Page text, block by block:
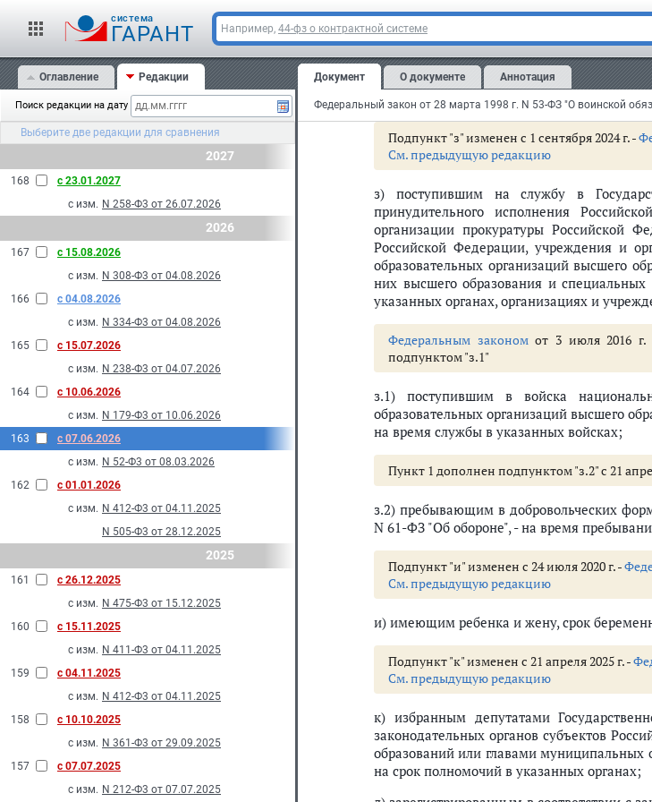
cистема
ГАРАНТ Например, 44-фз о контрактной системе
Оглавление Редакции
Поиск редакции на дату
Выберите две редакции для сравнения
2027
168
с 23.01.2027
с изм. N 258-Ф3 от 26.07.2026
2026
167
с 15.08.2026
с изм. N 308-Ф3 от 04.08.2026
166
с 04.08.2026
с изм. N 334-Ф3 от 04.08.2026
165
с 15.07.2026
с изм. N 238-Ф3 от 04.07.2026
164
с 10.06.2026
с изм. N 179-Ф3 от 10.06.2026
163
с 07.06.2026
с изм. N 52-Ф3 от 08.03.2026
162
с 01.01.2026
с изм. N 412-Ф3 от 04.11.2025
N 505-Ф3 от 28.12.2025
2025
161
с 26.12.2025
с изм. N 475-Ф3 от 15.12.2025
160
с 15.11.2025
с изм. N 411-Ф3 от 04.11.2025
159
с 04.11.2025
с изм. N 412-Ф3 от 04.11.2025
158
с 10.10.2025
с изм. N 361-Ф3 от 29.09.2025
157
с 07.07.2025
с изм. N 212-Ф3 от 07.07.2025
Документ О документе Аннотация
См. текстподпункта "е" пункта 1 статьи 24
ж)утратил силус 1 января 2008 г.;
См. текстподпункта "ж" пункта 1 статьи 24
Подпункт "з" изменен с 1 сентября 2024 г. -
См. предыдущую редакцию
з) поступившим на службу в
принудительного исполнения
организации прокуратуры Российской
Российской Федерации, учреждения и
образовательных организаций высшего
них высшего образования и
указанных органах, организациях и
Федеральным закономот 3 июля 2016 г.
подпунктом "з.1"
з.1) поступившим в войска
образовательных организаций высшего
на время службы в указанных войсках;
Пункт 1 дополнен подпунктом "з.2" с 21
з.2) пребывающим в добровольческих
N 61-ФЗ "Об обороне", - на время
Подпункт "и" изменен с 24 июля 2020 г. -
См. предыдущую редакцию
и) имеющим ребенка и жену, срок
Подпункт "к" изменен с 21 апреля 2025 г. -
См. предыдущую редакцию
к) избранным депутатами
законодательных органов субъектов
образований или главами
на срок полномочий в указанных органах;